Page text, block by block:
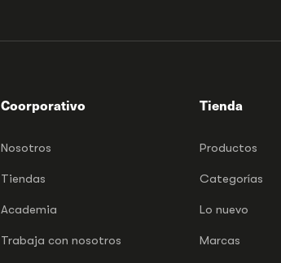
Coorporativo
Nosotros
Tiendas
Academia
Trabaja con nosotros
Tienda
Productos
Categorías
Lo nuevo
Marcas